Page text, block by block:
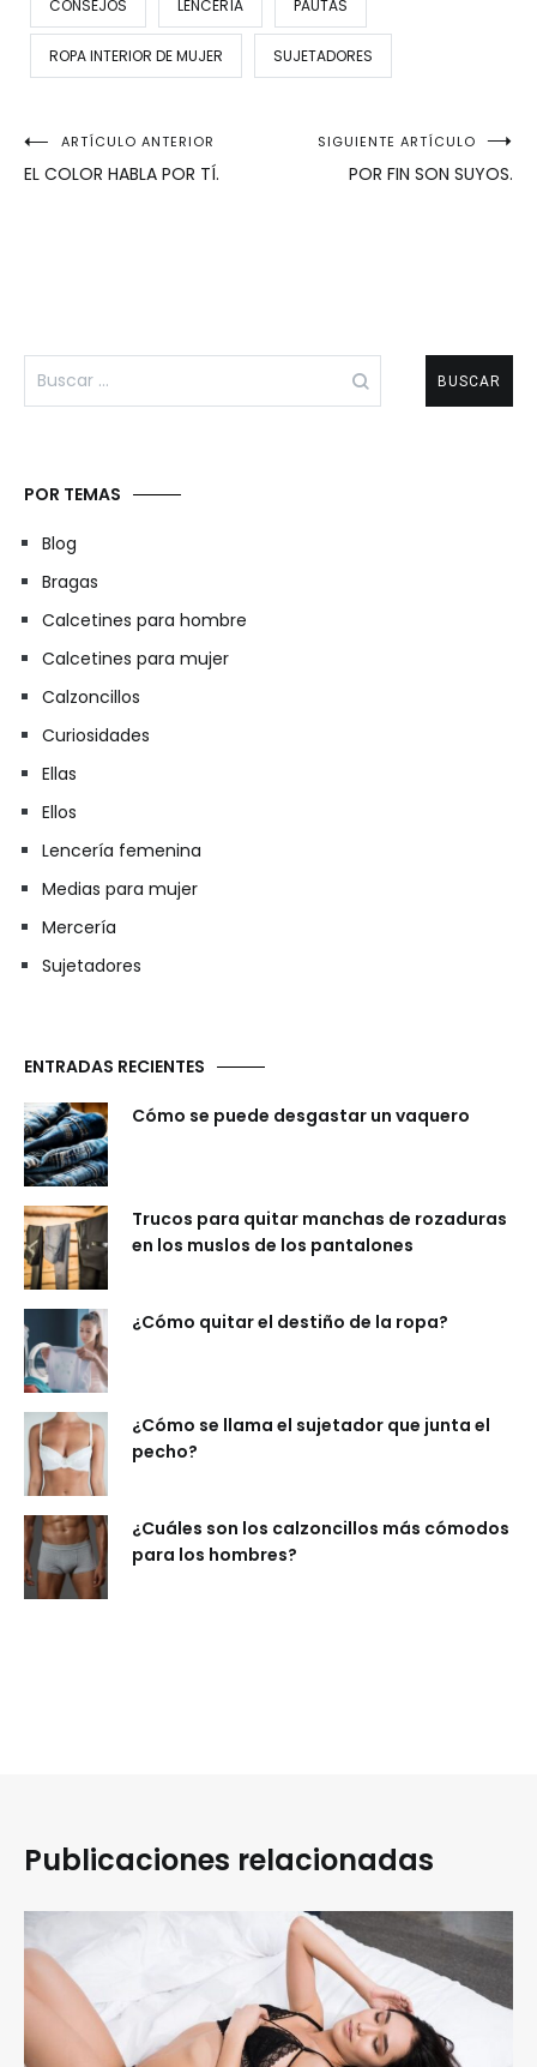
CONSEJOS LENCERÍA PAUTAS
ROPA INTERIOR DE MUJER SUJETADORES
Navegación
ARTÍCULO ANTERIOR
EL COLOR HABLA POR TÍ.
SIGUIENTE ARTÍCULO
POR FIN SON SUYOS.
Buscar:
POR TEMAS
Blog
Bragas
Calcetines para hombre
Calcetines para mujer
Calzoncillos
Curiosidades
Ellas
Ellos
Lencería femenina
Medias para mujer
Mercería
Sujetadores
ENTRADAS RECIENTES
Cómo se puede desgastar un vaquero
Trucos para quitar manchas de rozaduras
en los muslos de los pantalones
¿Cómo quitar el destiño de la ropa?
¿Cómo se llama el sujetador que junta el
pecho?
¿Cuáles son los calzoncillos más cómodos
para los hombres?
Publicaciones relacionadas